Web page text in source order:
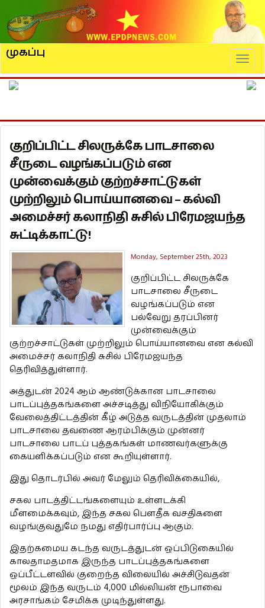
முகப்பு
குறிப்பிட்ட சிலருக்கே பாடசாலை
சீருடை வழங்கப்படும் என
முன்வைக்கும் குற்றச்சாட்டுகள்
முற்றிலும் பொய்யானவை – கல்வி
அமைச்சர் கலாநிதி சுசில் பிரேமஜயந்த
சுட்டிக்காட்டு!
Monday, September 25th, 2023
குறிப்பிட்ட சிலருக்கே
பாடசாலை சீருடை
வழங்கப்படும் என
பல்வேறு தரப்பினர்
முன்வைக்கும்
குற்றச்சாட்டுகள் முற்றிலும் பொய்யானவை என கல்வி
அமைச்சர் கலாநிதி சுசில் பிரேமஜயந்த
தெரிவித்துள்ளார்.
அத்துடன் 2024 ஆம் ஆண்டுக்கான பாடசாலை
பாடப்புத்தகங்களை அச்சடித்து விநியோகிக்கும்
வேலைத்திட்டத்தின் கீழ் அடுத்த வருடத்தின் முதலாம்
பாடசாலை தவணை ஆரம்பிக்கும் முன்னர்
பாடசாலை பாடப் புத்தகங்கள் மாணவர்களுக்கு
கையளிக்கப்படும் என கூறியுள்ளார்.
இது தொடர்பில் அவர் மேலும் தெரிவிக்கையில்,
சகல பாடத்திட்டங்களையும் உள்ளடக்கி
மீளமைக்கவும், இந்த சகல பௌதீக வசதிகளை
வழங்குவதுமே நமது எதிர்பார்ப்பு ஆகும்.
இதற்கமைய கடந்த வருடத்துடன் ஒப்பிடுகையில்
காலதாமதமாக இருந்த பாடப்புத்தகங்களை
ஒப்பீட்டளவில் குறைந்த விலையில் அச்சிடுவதன்
மூலம் இந்த வருடம் 4,000 மில்லியன் ரூபாவை
அரசாங்கம் சேமிக்க முடிந்துள்ளது.